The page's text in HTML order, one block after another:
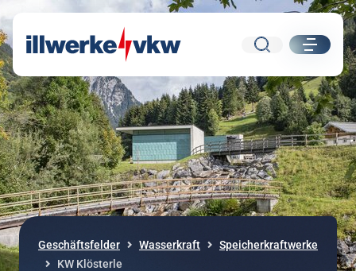
Direkt zum Inhalt
Direkt zur Navigation
Suche
Geschäftsfelder Wasserkraft
Speicherkraftwerke
KW Klösterle